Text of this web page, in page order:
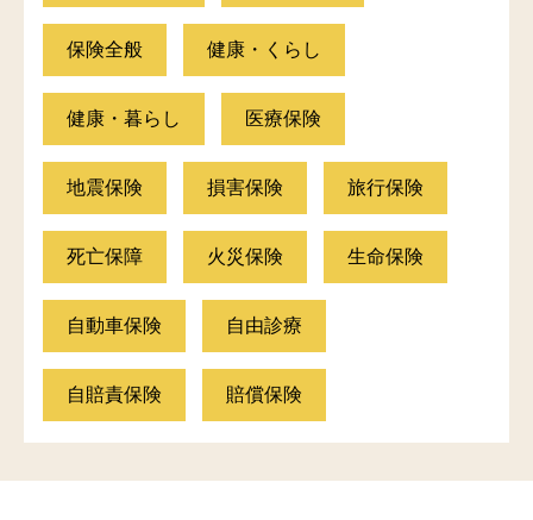
保険全般 健康・くらし
健康・暮らし 医療保険
地震保険 損害保険 旅行保険
死亡保障 火災保険 生命保険
自動車保険 自由診療
自賠責保険 賠償保険